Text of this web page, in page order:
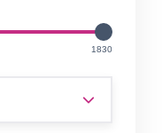
1830MM